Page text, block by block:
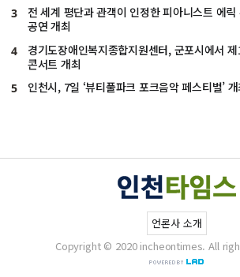
3
전 세계 평단과 관객이 인정한 피아니스트 에릭
공연 개최
4
경기도장애인복지종합지원센터, 군포시에서
콘서트 개최
5 인천시, 7일 ‘뷰티풀파크 포크음악 페스티벌’ 개
언론사 소개
Copyright © 2020 incheontimes. All